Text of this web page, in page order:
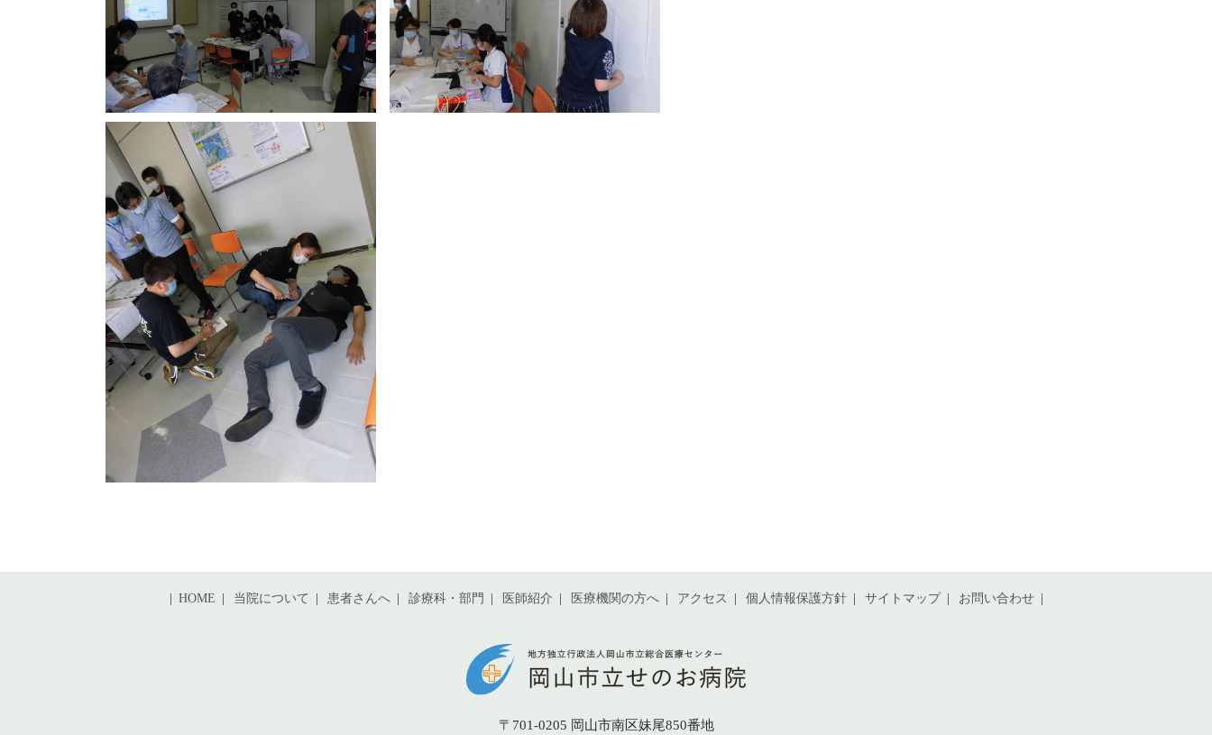
健康診査・特定保
健指導
訪問リハビリテー
褥瘡（床ずれ）ケ
HOME 当院について 患者さんへ 診療科・部門 医師紹介 医療機関の方へ アクセス 個人情報保護方針 サイトマップ お問い合わせ
〒701-0205 岡山市南区妹尾850番地